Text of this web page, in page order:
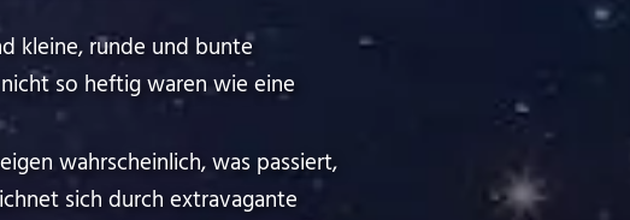
kleine, runde und bunte
nicht so heftig waren wie eine
wahrscheinlich, was passiert,
sich durch extravagante